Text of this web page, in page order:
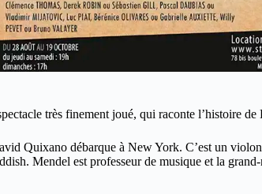
très finement joué, qui raconte l’histoire de
Quixano débarque à New York. C’est un
Mendel est professeur de musique et la